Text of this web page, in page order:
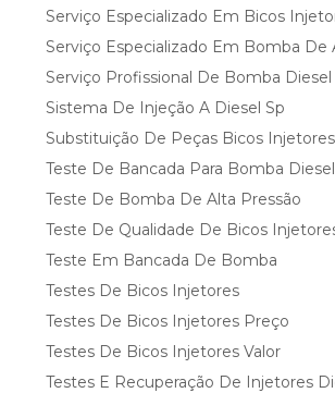
Serviço Especializado Em Bicos
Serviço Especializado Em Bomba De
Serviço Profissional De Bomba Diesel
Sistema De Injeção A Diesel Sp
Substituição De Peças Bicos Injetores
Teste De Bancada Para Bomba
Teste De Bomba De Alta Pressão
Teste De Qualidade De Bicos
Teste Em Bancada De Bomba
Testes De Bicos Injetores
Testes De Bicos Injetores Preço
Testes De Bicos Injetores Valor
Testes E Recuperação De Injetores